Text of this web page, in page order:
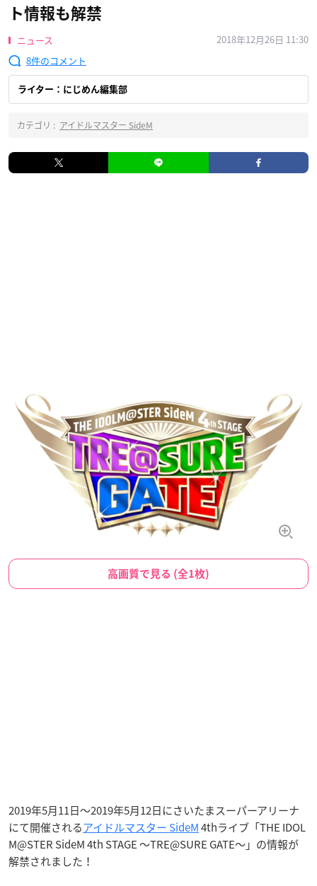
ト情報も解禁
ニュース
2018年12月26日 11:30
8
ライター：にじめん編集部
カテゴリ : アイドルマスター SideM
高画質で見る (全1枚)
2019年5月11日〜2019年5月12日にさいたまスーパーアリーナ
にて開催されるアイドルマスター SideM4thライブ「THE IDOL
M@STER SideM 4th STAGE 〜TRE@SURE GATE〜」の情報が
解禁されました！